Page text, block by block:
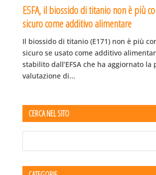
ESFA, il biossido di titanio non è più
sicuro come additivo alimentare
Il biossido di titanio (E171) non è più
sicuro se usato come additivo
stabilito dall’EFSA che ha aggiornato la
valutazione di...
CERCA NEL SITO